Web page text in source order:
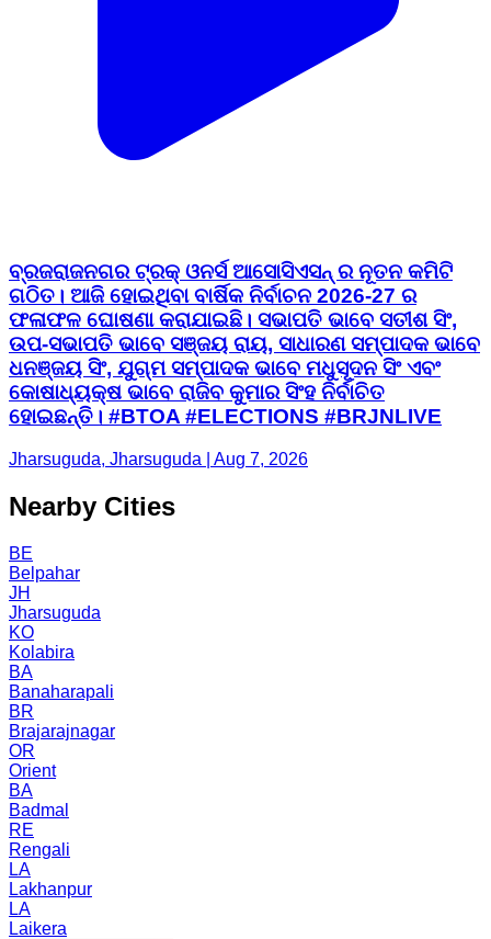
ବ୍ରଜରାଜନଗର ଟ୍ରକ୍ ଓନର୍ସ ଆସୋସିଏସନ୍ ର ନୂତନ କମିଟି
ଗଠିତ। ଆଜି ହୋଇଥିବା ବାର୍ଷିକ ନିର୍ବାଚନ 2026-27 ର
ଫଳାଫଳ ଘୋଷଣା କରାଯାଇଛି। ସଭାପତି ଭାବେ ସତୀଶ ସିଂ,
ଉପ-ସଭାପତି ଭାବେ ସଞ୍ଜୟ ରାୟ, ସାଧାରଣ ସମ୍ପାଦକ ଭାବେ
ଧନଞ୍ଜୟ ସିଂ, ଯୁଗ୍ମ ସମ୍ପାଦକ ଭାବେ ମଧୁସୂଦନ ସିଂ ଏବଂ
କୋଷାଧ୍ୟକ୍ଷ ଭାବେ ରାଜିବ କୁମାର ସିଂହ ନିର୍ବାଚିତ
ହୋଇଛନ୍ତି। #BTOA #ELECTIONS #BRJNLIVE
Jharsuguda, Jharsuguda | Aug 7, 2026
Nearby Cities
BE
Belpahar
JH
Jharsuguda
KO
Kolabira
BA
Banaharapali
BR
Brajarajnagar
OR
Orient
BA
Badmal
RE
Rengali
LA
Lakhanpur
LA
Laikera